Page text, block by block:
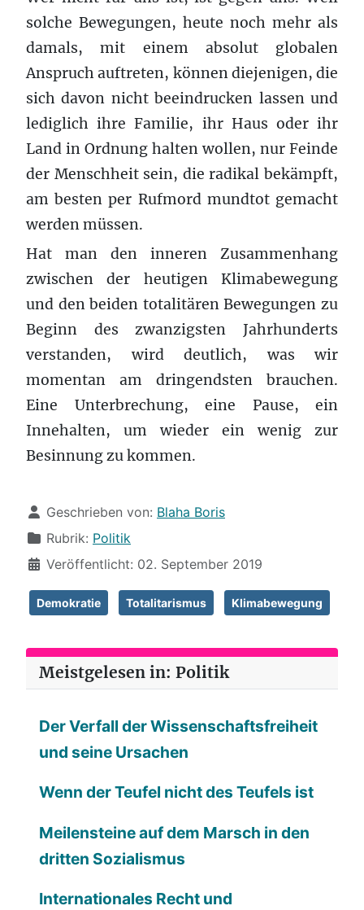
solche Bewegungen, heute noch mehr als
damals, mit einem absolut globalen
Anspruch auftreten, können diejenigen, die
sich davon nicht beeindrucken lassen und
lediglich ihre Familie, ihr Haus oder ihr
Land in Ordnung halten wollen, nur Feinde
der Menschheit sein, die radikal bekämpft,
am besten per Rufmord mundtot gemacht
werden müssen.
Hat man den inneren Zusammenhang
zwischen der heutigen Klimabewegung
und den beiden totalitären Bewegungen zu
Beginn des zwanzigsten Jahrhunderts
verstanden, wird deutlich, was wir
momentan am dringendsten brauchen.
Eine Unterbrechung, eine Pause, ein
Innehalten, um wieder ein wenig zur
Besinnung zu kommen.
Details
Geschrieben von: Blaha Boris
Rubrik: Politik
Veröffentlicht: 02. September 2019
Demokratie Totalitarismus Klimabewegung
Meistgelesen in: Politik
Der Verfall der Wissenschaftsfreiheit
und seine Ursachen
Wenn der Teufel nicht des Teufels ist
Meilensteine auf dem Marsch in den
dritten Sozialismus
Internationales Recht und